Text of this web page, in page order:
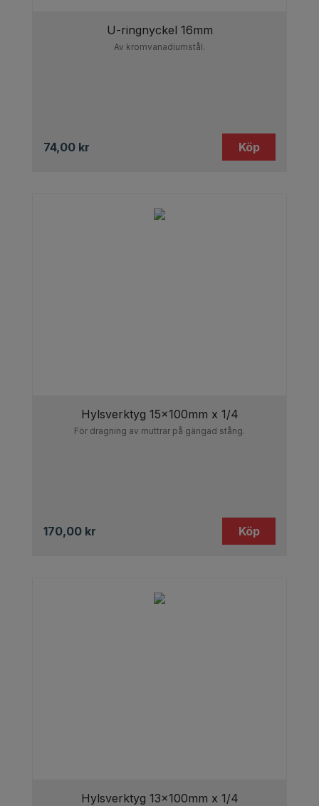
U-ringnyckel 16mm
Av kromvanadiumstål.
74,00 kr Köp
Hylsverktyg 15x100mm x 1/4
För dragning av muttrar på gängad stång.
170,00 kr Köp
Hylsverktyg 13x100mm x 1/4